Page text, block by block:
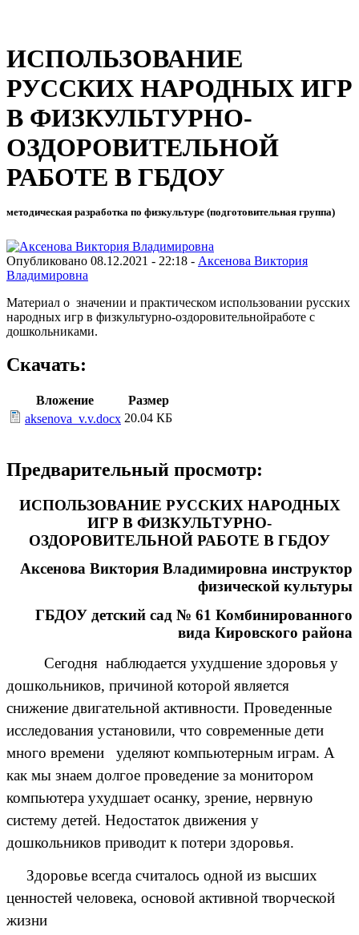
ИСПОЛЬЗОВАНИЕ
РУССКИХ НАРОДНЫХ ИГР
В ФИЗКУЛЬТУРНО-
ОЗДОРОВИТЕЛЬНОЙ
РАБОТЕ В ГБДОУ
методическая разработка по физкультуре (подготовительная группа)
Опубликовано 08.12.2021 - 22:18 - Аксенова Виктория
Владимировна
Материал о значении и практическом использовании русских
народных игр в физкультурно-оздоровительнойработе с
дошкольниками.
Скачать:
Вложение
Размер
aksenova_v.v.docx 20.04 КБ
Предварительный просмотр:
ИСПОЛЬЗОВАНИЕ РУССКИХ НАРОДНЫХ
ИГР В ФИЗКУЛЬТУРНО-
ОЗДОРОВИТЕЛЬНОЙ РАБОТЕ В ГБДОУ
Аксенова Виктория Владимировна инструктор
физической культуры
ГБДОУ детский сад № 61 Комбинированного
вида Кировского района
Сегодня наблюдается ухудшение здоровья у
дошкольников, причиной которой является
снижение двигательной активности. Проведенные
исследования установили, что современные дети
много времени уделяют компьютерным играм. А
как мы знаем долгое проведение за монитором
компьютера ухудшает осанку, зрение, нервную
систему детей. Недостаток движения у
дошкольников приводит к потери здоровья.
Здоровье всегда считалось одной из высших
ценностей человека, основой активной творческой
жизни